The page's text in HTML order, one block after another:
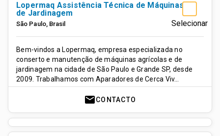
Selecionar
Lopermaq Assistência Técnica de Máquinas
de Jardinagem
São Paulo, Brasil
Bem-vindos a Lopermaq, empresa especializada no
conserto e manutenção de máquinas agrícolas e de
jardinagem na cidade de São Paulo e Grande SP, desde
2009. Trabalhamos com Aparadores de Cerca Viv…
mailCONTACTO